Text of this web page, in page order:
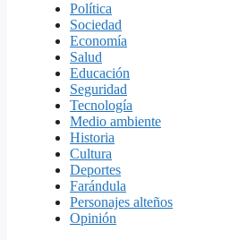
Política
Sociedad
Economía
Salud
Educación
Seguridad
Tecnología
Medio ambiente
Historia
Cultura
Deportes
Farándula
Personajes alteños
Opinión